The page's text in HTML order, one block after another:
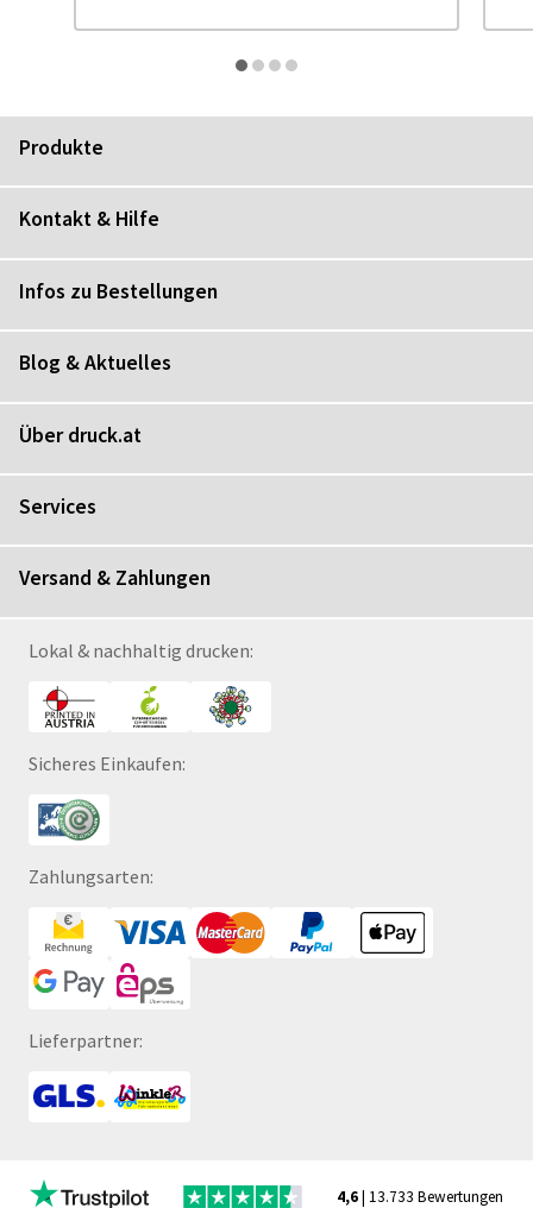
Produkte
Kontakt & Hilfe
Infos zu Bestellungen
Blog & Aktuelles
Über druck.at
Services
Versand & Zahlungen
Lokal & nachhaltig drucken:
Sicheres Einkaufen:
Zahlungsarten:
Lieferpartner:
4,6| 13.733 Bewertungen